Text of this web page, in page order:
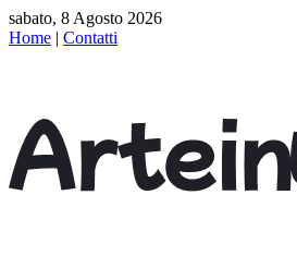
sabato, 8 Agosto 2026
Home | Contatti